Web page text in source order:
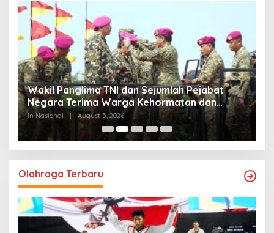
Wakil Panglima TNI dan Sejumlah Pejabat
Negara Terima Warga Kehormatan dan
Brevet Korps Marinir
In Nasional August 5, 2026
Olahraga Terbaru